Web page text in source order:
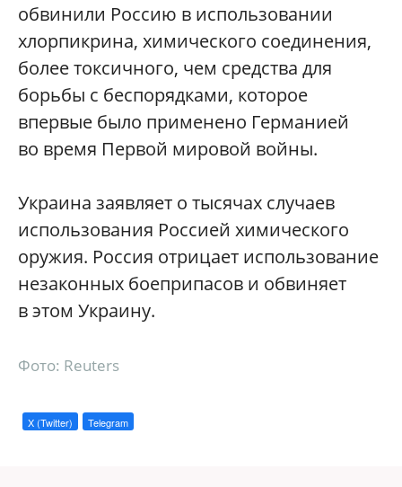
обвинили Россию в использовании
хлорпикрина, химического соединения,
более токсичного, чем средства для
борьбы с беспорядками, которое
впервые было применено Германией
во время Первой мировой войны.
Украина заявляет о тысячах случаев
использования Россией химического
оружия. Россия отрицает использование
незаконных боеприпасов и обвиняет
в этом Украину.
Фото: Reuters
X (Twitter) Telegram